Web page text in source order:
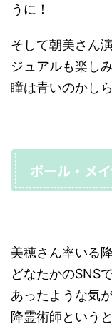
うに！
そして朝美さん
ジュアルも楽し
瞳は青いのかし
ポール・メ
美穂さん率いる
どなたかのSNS
あったような気
降霊術師という